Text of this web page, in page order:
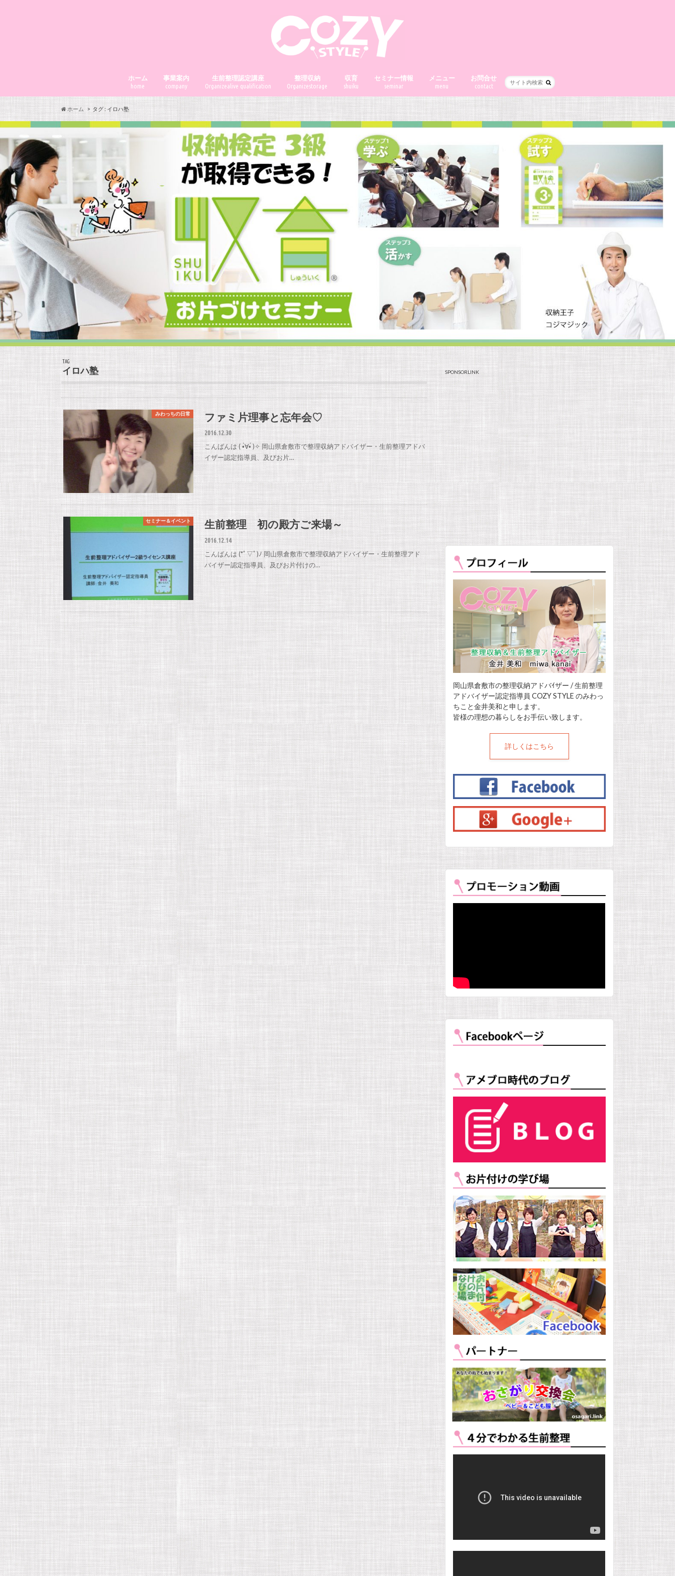
ホーム
home
事業案内
company
生前整理認定講座
Organizealive qualification
整理収納
Organizestorage
収育
shuiku
セミナー情報
seminar
メニュー
menu
お問合せ
contact
ホーム タグ : イロハ塾
TAG
イロハ塾
みわっちの日常 ファミ片理事と忘年会♡
2016.12.30
こんばんは ( •̀∀•́ )✧ 岡山県倉敷市で整理収納アドバイザー・生前整理アドバ
イザー認定指導員、及びお片…
セミナー＆イベント 生前整理 初の殿方ご来場～
2016.12.14
こんばんは (*ﾟ▽ﾟ)ﾉ 岡山県倉敷市で整理収納アドバイザー・生前整理アド
バイザー認定指導員、及びお片付けの…
SPONSORLINK
岡山県倉敷市の整理収納アドバｲザー / 生前整理
アドバイザー認定指導員 COZY STYLE のみわっ
ちこと金井美和と申します。
皆様の理想の暮らしをお手伝い致します。
詳しくはこちら